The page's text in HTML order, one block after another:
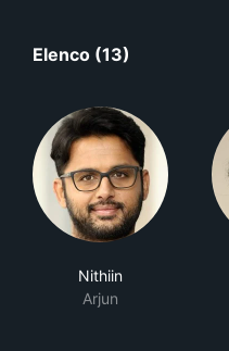
Elenco (13)
Nithiin
Arjun